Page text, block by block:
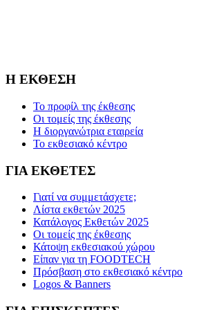
Η ΕΚΘΕΣΗ
Το προφίλ της έκθεσης
Οι τομείς της έκθεσης
Η διοργανώτρια εταιρεία
Το εκθεσιακό κέντρο
ΓΙΑ ΕΚΘΕΤΕΣ
Γιατί να συμμετάσχετε;
Λίστα εκθετών 2025
Κατάλογος Εκθετών 2025
Οι τομείς της έκθεσης
Κάτοψη εκθεσιακού χώρου
Είπαν για τη FOODTECH
Πρόσβαση στο εκθεσιακό κέντρο
Logos & Banners